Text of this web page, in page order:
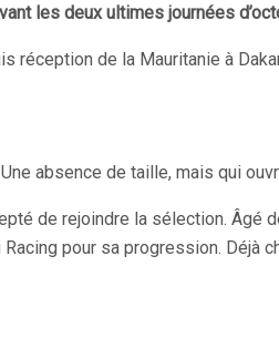
les deux ultimes journées
réception de la Mauritanie à
absence de taille, mais qui
de rejoindre la sélection. Âgé
pour sa progression.